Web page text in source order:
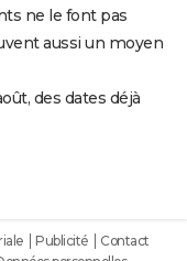
ne le font pas
aussi un moyen
des dates déjà
Publicité
Contact